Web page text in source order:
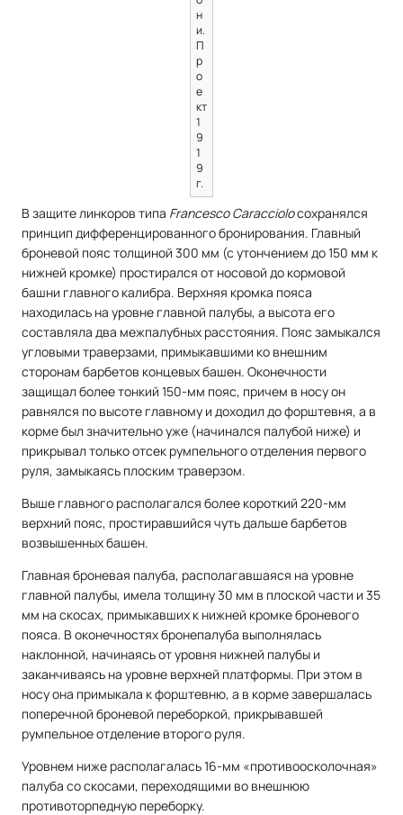
н
и.
П
р
о
е
кт
1
9
1
9
г.
В защите линкоров типа Francesco Caraccioloсохранялся
принцип дифференцированного бронирования. Главный
броневой пояс толщиной 300 мм (с утончением до 150 мм к
нижней кромке) простирался от носовой до кормовой
башни главного калибра. Верхняя кромка пояса
находилась на уровне главной палубы, а высота его
составляла два межпалубных расстояния. Пояс замыкался
угловыми траверзами, примыкавшими ко внешним
сторонам барбетов концевых башен. Оконечности
защищал более тонкий 150-мм пояс, причем в носу он
равнялся по высоте главному и доходил до форштевня, а в
корме был значительно уже (начинался палубой ниже) и
прикрывал только отсек румпельного отделения первого
руля, замыкаясь плоским траверзом.
Выше главного располагался более короткий 220-мм
верхний пояс, простиравшийся чуть дальше барбетов
возвышенных башен.
Главная броневая палуба, располагавшаяся на уровне
главной палубы, имела толщину 30 мм в плоской части и 35
мм на скосах, примыкавших к нижней кромке броневого
пояса. В оконечностях бронепалуба выполнялась
наклонной, начинаясь от уровня нижней палубы и
заканчиваясь на уровне верхней платформы. При этом в
носу она примыкала к форштевню, а в корме завершалась
поперечной броневой переборкой, прикрывавшей
румпельное отделение второго руля.
Уровнем ниже располагалась 16-мм «противоосколочная»
палуба со скосами, переходящими во внешнюю
противоторпедную переборку.